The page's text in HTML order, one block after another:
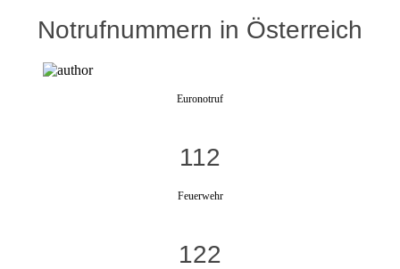
Notrufnummern in Österreich
Euronotruf
112
Feuerwehr
122